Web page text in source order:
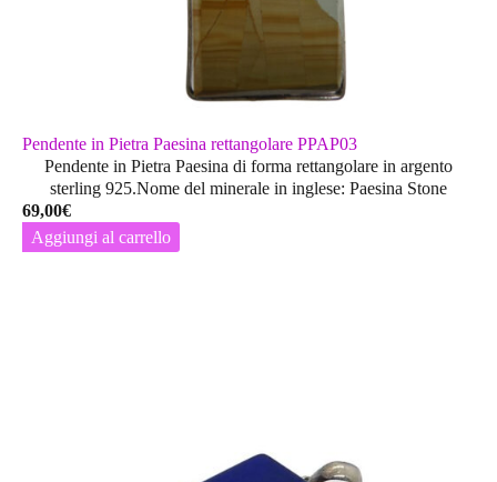
Pendente in Pietra Paesina rettangolare PPAP03
Pendente in Pietra Paesina di forma rettangolare in argento
sterling 925.Nome del minerale in inglese: Paesina Stone
69,00€
Aggiungi al carrello